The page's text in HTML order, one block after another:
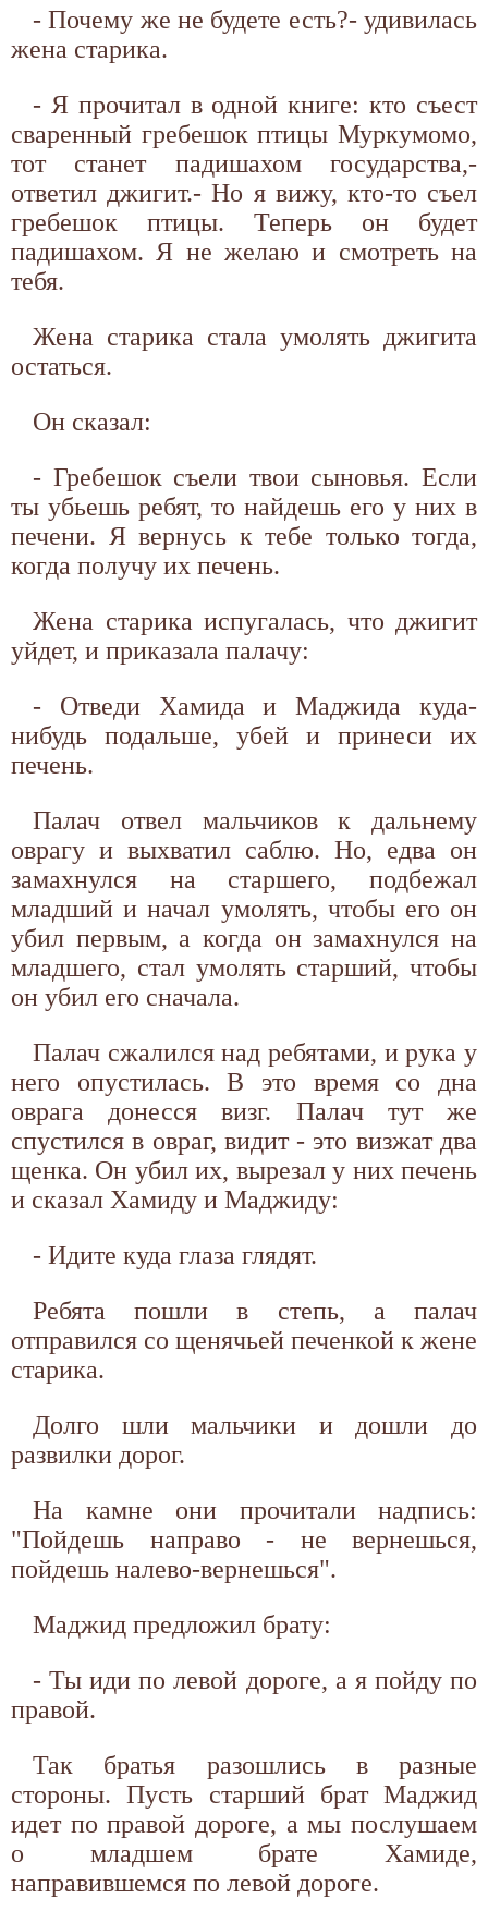
- Почему же не будете есть?- удивилась
жена старика.
- Я прочитал в одной книге: кто съест
сваренный гребешок птицы Муркумомо,
тот станет падишахом государства,-
ответил джигит.- Но я вижу, кто-то съел
гребешок птицы. Теперь он будет
падишахом. Я не желаю и смотреть на
тебя.
Жена старика стала умолять джигита
остаться.
Он сказал:
- Гребешок съели твои сыновья. Если
ты убьешь ребят, то найдешь его у них в
печени. Я вернусь к тебе только тогда,
когда получу их печень.
Жена старика испугалась, что джигит
уйдет, и приказала палачу:
- Отведи Хамида и Маджида куда-
нибудь подальше, убей и принеси их
печень.
Палач отвел мальчиков к дальнему
оврагу и выхватил саблю. Но, едва он
замахнулся на старшего, подбежал
младший и начал умолять, чтобы его он
убил первым, а когда он замахнулся на
младшего, стал умолять старший, чтобы
он убил его сначала.
Палач сжалился над ребятами, и рука у
него опустилась. В это время со дна
оврага донесся визг. Палач тут же
спустился в овраг, видит - это визжат два
щенка. Он убил их, вырезал у них печень
и сказал Хамиду и Маджиду:
- Идите куда глаза глядят.
Ребята пошли в степь, а палач
отправился со щенячьей печенкой к жене
старика.
Долго шли мальчики и дошли до
развилки дорог.
На камне они прочитали надпись:
"Пойдешь направо - не вернешься,
пойдешь налево-вернешься".
Маджид предложил брату:
- Ты иди по левой дороге, а я пойду по
правой.
Так братья разошлись в разные
стороны. Пусть старший брат Маджид
идет по правой дороге, а мы послушаем
о младшем брате Хамиде,
направившемся по левой дороге.